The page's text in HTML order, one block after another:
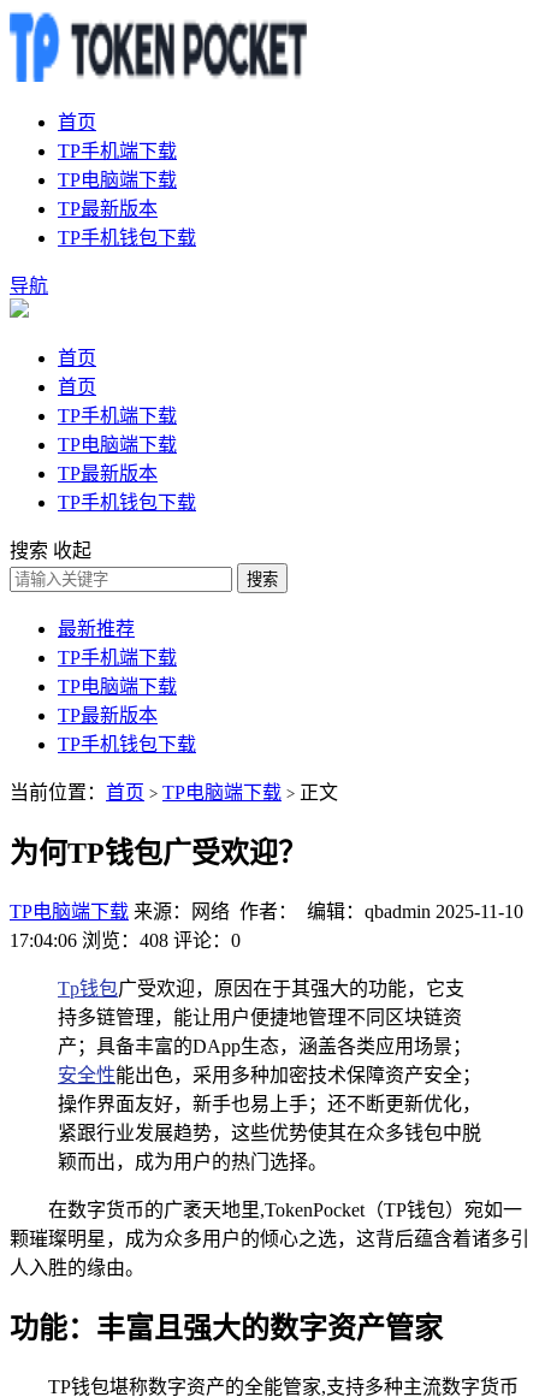
首页
TP手机端下载
TP电脑端下载
TP最新版本
TP手机钱包下载
导航
首页
首页
TP手机端下载
TP电脑端下载
TP最新版本
TP手机钱包下载
搜索 收起
搜索
最新推荐
TP手机端下载
TP电脑端下载
TP最新版本
TP手机钱包下载
当前位置： 首页 > TP电脑端下载 > 正文
为何TP钱包广受欢迎？
TP电脑端下载 来源：网络 作者： 编辑：qbadmin 2025-11-10
17:04:06 浏览：408 评论：0
Tp钱包广受欢迎，原因在于其强大的功能，它支
持多链管理，能让用户便捷地管理不同区块链资
产；具备丰富的DApp生态，涵盖各类应用场景；
安全性能出色，采用多种加密技术保障资产安全；
操作界面友好，新手也易上手；还不断更新优化，
紧跟行业发展趋势，这些优势使其在众多钱包中脱
颖而出，成为用户的热门选择。
在数字货币的广袤天地里,TokenPocket（TP钱包）宛如一
颗璀璨明星，成为众多用户的倾心之选，这背后蕴含着诸多引
人入胜的缘由。
功能：丰富且强大的数字资产管家
TP钱包堪称数字资产的全能管家,支持多种主流数字货币